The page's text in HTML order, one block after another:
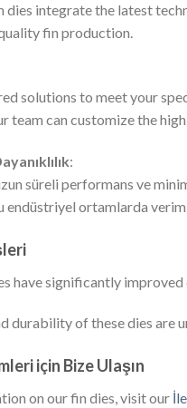
dies integrate the latest
fin production.
solutions to meet your
team can customize the
:
süreli performans ve
endüstriyel ortamlarda
have significantly
durability of these dies are
için Bize Ulaşın
on our fin dies, visit our